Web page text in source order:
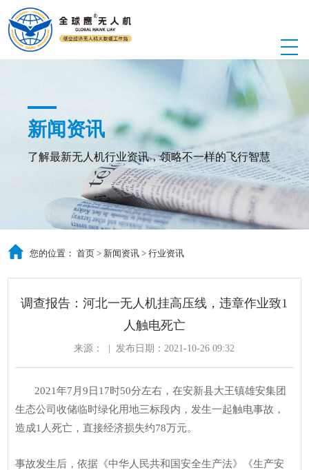
新闻资讯
了解最新无人机行业资讯，领略不一样的飞行智慧
您的位置：首页 > 新闻资讯 >行业资讯
调查报告：河北一无人机挂高压线，违章作业致1
人触电死亡
来源： 发布日期：2021-10-26 09:32
2021年7月9日17时50分左右，在安新县大王镇雄安集团
生态公司收储临时绿化用地三标段内，发生一起触电事故，
造成1人死亡，直接经济损失约78万元。
事故发生后，依据《中华人民共和国安全生产法》《生产安